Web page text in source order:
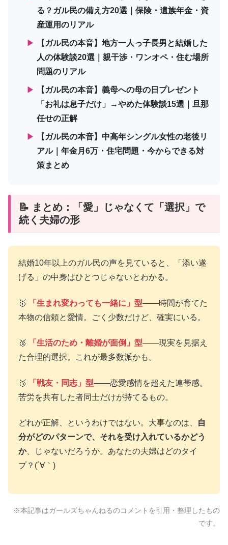
る？ガル民の備え方20選｜保険・遺族年金・資
産運用のリアル
▶
【ガル民の本音】地方一人っ子長男と結婚した
人の体験談20選｜親干渉・ワンオペ・住む場所
問題のリアル
▶
【ガル民の本音】義母への母の日プレゼント
「お礼は息子だけ」→やめた体験談15選｜旦那
任せの正解
▶
【ガル民の本音】中高年シングル女性の老後リ
アル｜年金月6万・住宅問題・今からできる対
策まとめ
📝 まとめ：「愛」じゃなくて「選択」で
続く夫婦の形
結婚10年以上のガル民の声を見ていると、「添い遂
げる」の中身はひとつじゃないとわかる。
🥇 「生まれ変わっても一緒に」型——時間が育てた
本物の信頼と愛情。ごく少数だけど、確実にいる。
🥈 「生活のため・離婚が面倒」型——現実を見据え
た合理的選択。これが最多数派かも。
🥉 「戦友・同志」型——恋愛感情を超えた連帯感。
苦労を共有した者同士だけが持てるもの。
どれが正解、というわけではない。大事なのは、
自
分がどのパターンで、それを受け入れているかどう
か、じゃないだろうか。あなたの夫婦はどのタイ
プ？(´∀｀)
※本記事はガールズちゃんねるのコメントを引用・整理したもの
です。